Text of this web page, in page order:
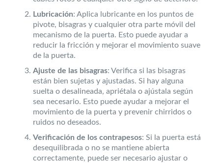
Lubricación: Aplica lubricante en los puntos de
pivote, bisagras y cualquier otra parte móvil del
mecanismo de la puerta. Esto puede ayudar a
reducir la fricción y mejorar el movimiento suave
de la puerta.
Ajuste de las bisagras: Verifica si las bisagras
están bien sujetas y ajustadas. Si hay alguna
suelta o desalineada, apriétala o ajústala según
sea necesario. Esto puede ayudar a mejorar el
movimiento de la puerta y prevenir chirridos o
ruidos no deseados.
Verificación de los contrapesos: Si la puerta está
desequilibrada o no se mantiene abierta
correctamente, puede ser necesario ajustar o